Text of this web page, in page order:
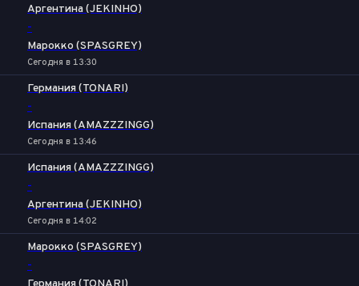
Аргентина (JEKINHO)
-
Марокко (SPASGREY)
Сегодня в 13:30
Германия (TONARI)
-
Испания (AMAZZZINGG)
Сегодня в 13:46
Испания (AMAZZZINGG)
-
Аргентина (JEKINHO)
Сегодня в 14:02
Марокко (SPASGREY)
-